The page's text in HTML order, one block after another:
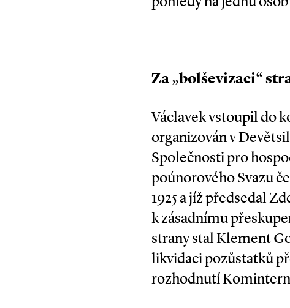
Za „bolševizaci“
Václavek vstoupil do
organizován v
Společnosti pro
poúnorového Svazu
1925 a jíž předsedal
k zásadnímu
strany stal Klement
likvidaci pozůstatků
rozhodnutí